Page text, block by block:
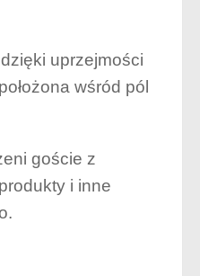
uprzejmości
wśród pól
goście z
i inne